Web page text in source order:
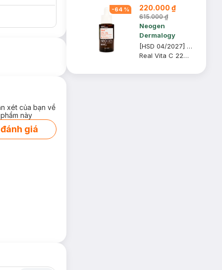
xét của bạn về
này
giá
Phẩm trị giá 70K
(SL có hạn)
-64 % 220.000 ₫
615.000 ₫
Neogen
Dermalogy
[HSD 04/2027] Serum Neogen Dermalogy Dưỡng Sáng Da, Mờ Thâm 32g
Real Vita C 22% + 5% Niacinamide Serum